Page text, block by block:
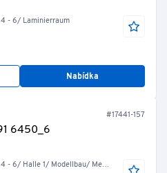
- 6/ Laminierraum
Nabídka
#17441-157
6450_6
Halle 1/ Modellbau/ Messraum